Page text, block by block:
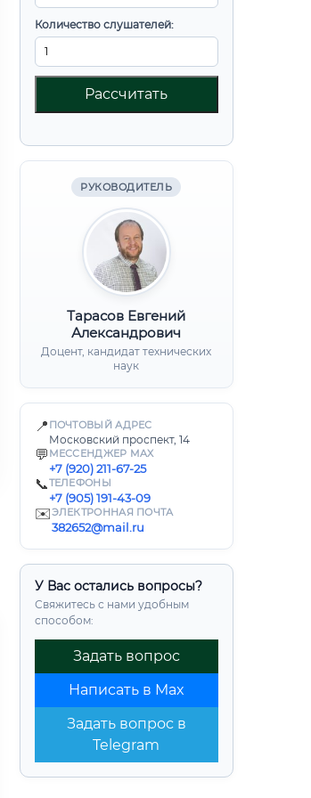
Количество слушателей:
Рассчитать
РУКОВОДИТЕЛЬ
Тарасов Евгений
Александрович
Доцент, кандидат технических
наук
📍 ПОЧТОВЫЙ АДРЕС
Московский проспект, 14
💬 МЕССЕНДЖЕР MAX
+7 (920) 211-67-25
📞ТЕЛЕФОНЫ
+7 (905) 191-43-09
✉️ЭЛЕКТРОННАЯ ПОЧТА
382652@mail.ru
У Вас остались вопросы?
Свяжитесь с нами удобным
способом:
Задать вопрос
Написать в Max
Задать вопрос в
Telegram